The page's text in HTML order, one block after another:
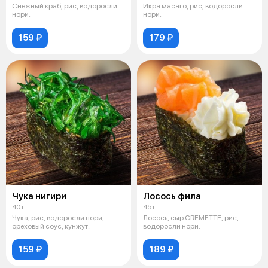
Снежный краб, рис, водоросли
нори.
159 ₽
Икра масаго, рис, водоросли
нори.
179 ₽
Чука нигири
40 г
Чука, рис, водоросли нори,
ореховый соус, кунжут.
159 ₽
Лосось фила
45 г
Лосось, сыр CREMETTE, рис,
водоросли нори.
189 ₽